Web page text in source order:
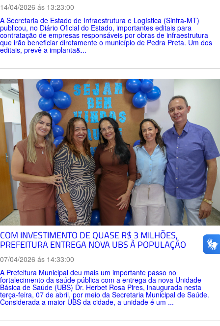
14/04/2026 ás 13:23:00
A Secretaria de Estado de Infraestrutura e Logística (Sinfra-MT)
publicou, no Diário Oficial do Estado, importantes editais para
contratação de empresas responsáveis por obras de infraestrutura
que irão beneficiar diretamente o município de Pedra Preta. Um dos
editais, prevê a implanta&...
COM INVESTIMENTO DE QUASE R$ 3 MILHÕES,
PREFEITURA ENTREGA NOVA UBS À POPULAÇÃO
07/04/2026 ás 14:33:00
A Prefeitura Municipal deu mais um importante passo no
fortalecimento da saúde pública com a entrega da nova Unidade
Básica de Saúde (UBS) Dr. Herbet Rosa Pires, inaugurada nesta
terça-feira, 07 de abril, por meio da Secretaria Municipal de Saúde.
Considerada a maior UBS da cidade, a unidade é um ...